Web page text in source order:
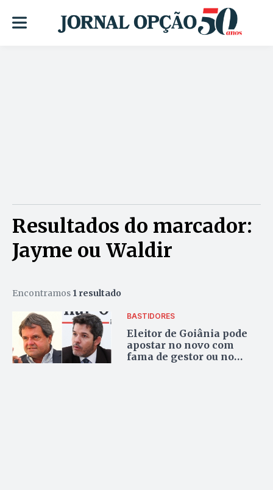
Resultados do marcador:
Jayme ou Waldir
Encontramos 1 resultado
BASTIDORES
Eleitor de Goiânia pode
apostar no novo com
fama de gestor ou no